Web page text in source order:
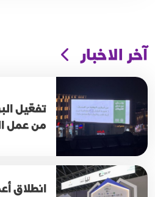
آخر الاخبار
تفعّيل
من عمل
انطلاق